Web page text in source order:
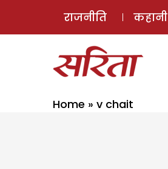
राजनीति कहानी
Home » v chait